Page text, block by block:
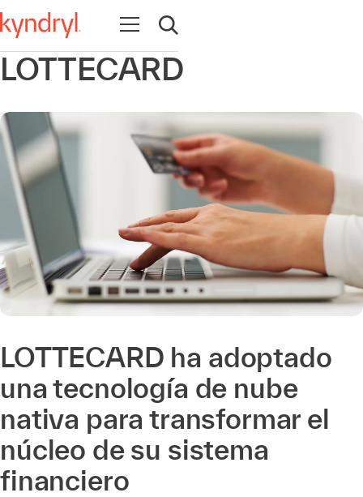
Abrir navegación
Abrir búsqueda
LOTTECARD
LOTTECARD ha adoptado
una tecnología de nube
nativa para transformar el
núcleo de su sistema
financiero